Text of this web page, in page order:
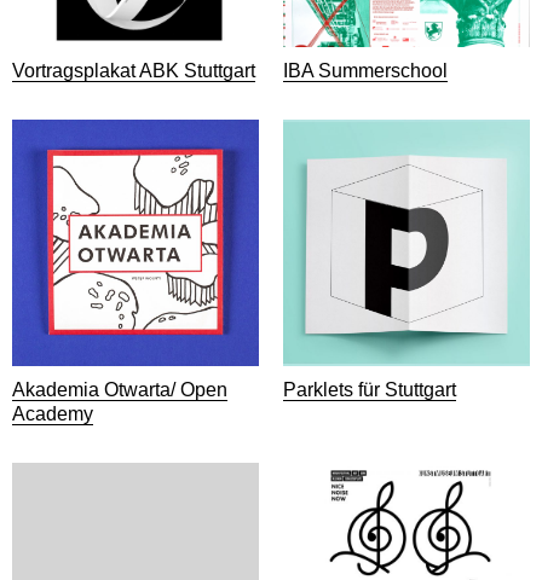
Vortragsplakat ABK Stuttgart IBA Summerschool
Akademia Otwarta/ Open
Academy
Parklets für Stuttgart